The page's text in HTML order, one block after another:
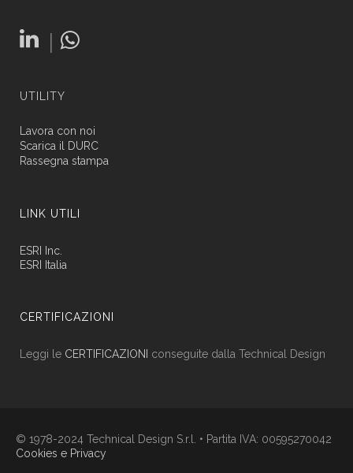
|
UTILITY
Lavora con noi
Scarica il DURC
Rassegna stampa
LINK UTILI
ESRI Inc.
ESRI Italia
CERTIFICAZIONI
Leggi le CERTIFICAZIONI conseguite dalla Technical Design
© 1978-2024 Technical Design S.r.l. • Partita IVA: 00595270042
Cookies e Privacy